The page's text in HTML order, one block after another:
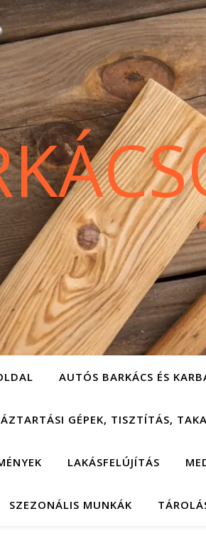
AUTÓS BARKÁCS ÉS
GÉPEK, TISZTÍTÁS,
LAKÁSFELÚJÍTÁS
SZEZONÁLIS MUNKÁK